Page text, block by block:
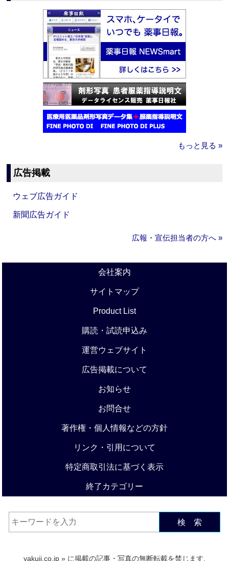
もっと見る »
広告掲載
ウェブ広告ガイド
新聞広告ガイド
広報・宣伝担当者の方へ »
会社案内
サイトマップ
Product List
購読・試読申込み
運営ウェブサイト
広告掲載について
お知らせ
お問合せ
著作権・個人情報などの方針
リンク・引用について
特定商取引法に基づく表示
終了カテゴリー
検 索
yakuji.co.jp » に掲載の記事・写真の無断転載を禁じます.